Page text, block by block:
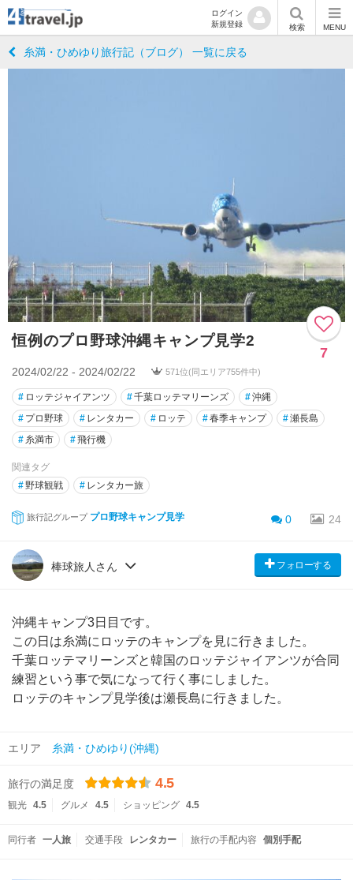
ログイン
新規登録
検索 MENU
糸満・ひめゆり旅行記（ブログ） 一覧に戻る
恒例のプロ野球沖縄キャンプ見学2
7
2024/02/22 - 2024/02/22 571位(同エリア755件中)
# ロッテジャイアンツ #千葉ロッテマリーンズ #沖縄
# プロ野球 # レンタカー # ロッテ #春季キャンプ #瀬長島
# 糸満市 #飛行機
関連タグ
#野球観戦 # レンタカー旅
旅行記グループ プロ野球キャンプ見学 0 24
棒球旅人さん フォローする
沖縄キャンプ3日目です。
この日は糸満にロッテのキャンプを見に行きました。
千葉ロッテマリーンズと韓国のロッテジャイアンツが合同
練習という事で気になって行く事にしました。
ロッテのキャンプ見学後は瀬長島に行きました。
エリア 糸満・ひめゆり(沖縄)
旅行の満足度 4.5
観光 4.5 グルメ 4.5 ショッピング 4.5
同行者 一人旅 交通手段 レンタカー 旅行の手配内容 個別手配